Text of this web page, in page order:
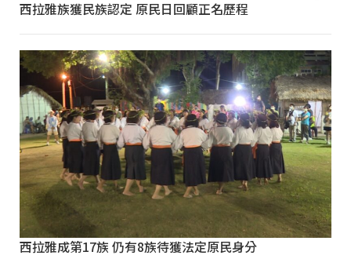
西拉雅族獲民族認定 原民日回顧正名歷程
西拉雅成第17族 仍有8族待獲法定原民身分